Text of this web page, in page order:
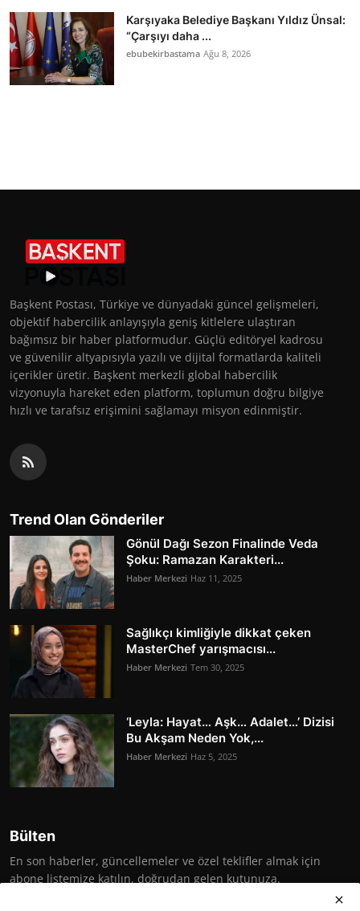
Karşıyaka Belediye Başkanı Yıldız Ünsal:
“Çarşıyı daha ...
ebubekirbastama Ağu 8, 2026
Başkent Postası, Türkiye ve dünyadaki güncel gelişmeleri,
objektif habercilik anlayışıyla geniş kitlelere ulaştıran
bağımsız bir haber platformudur. Güçlü editöryel kadrosu
ve güvenilir altyapısıyla yazılı ve dijital formatlarda kaliteli
içerikler üretir. Başkent merkezli global habercilik
vizyonuyla hareket eden platform, toplumun doğru bilgiye
hızlı ve tarafsız erişimini sağlamayı misyon edinmiştir.
Trend Olan Gönderiler
Gönül Dağı Sezon Finalinde Veda
Şoku: Ramazan Karakteri...
Haber Merkezi Haz 11, 2025
Sağlıkçı kimliğiyle dikkat çeken
MasterChef yarışmacısı...
Haber Merkezi Tem 30, 2025
‘Leyla: Hayat… Aşk… Adalet…’ Dizisi
Bu Akşam Neden Yok,...
Haber Merkezi Haz 5, 2025
Bülten
En son haberler, güncellemeler ve özel teklifler almak için
abone listemize katılın, doğrudan gelen kutunuza.